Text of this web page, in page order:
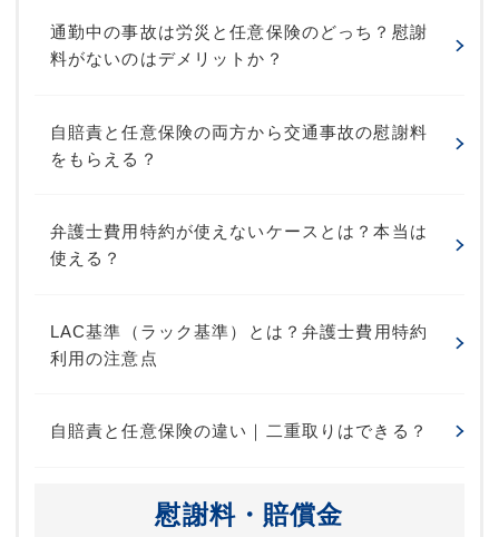
通勤中の事故は労災と任意保険のどっち？慰謝
料がないのはデメリットか？
自賠責と任意保険の両方から交通事故の慰謝料
をもらえる？
弁護士費用特約が使えないケースとは？本当は
使える？
LAC基準（ラック基準）とは？弁護士費用特約
利用の注意点
自賠責と任意保険の違い｜二重取りはできる？
慰謝料・賠償金